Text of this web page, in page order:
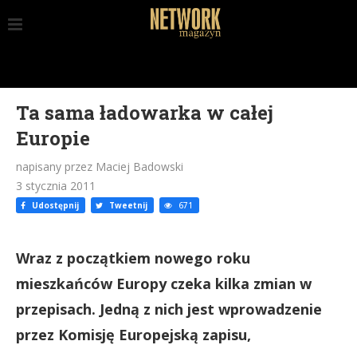
Ta sama ładowarka w całej
Europie
napisany przez Maciej Badowski
3 stycznia 2011
Udostępnij Tweetnij 671
Wraz z początkiem nowego roku
mieszkańców Europy czeka kilka zmian w
przepisach. Jedną z nich jest wprowadzenie
przez Komisję Europejską zapisu,